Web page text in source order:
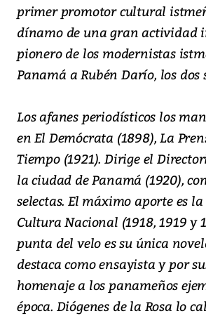
primer promotor cultural
dínamo de una gran actividad
pionero de los modernistas
Panamá a Rubén Darío, los dos
Los afanes periodísticos los
en El Demócrata (1898), La
Tiempo (1921). Dirige el
la ciudad de Panamá (1920),
selectas. El máximo aporte es
Cultura Nacional (1918, 1919 y
punta del velo es su única
destaca como ensayista y por
homenaje a los panameños
época. Diógenes de la Rosa lo